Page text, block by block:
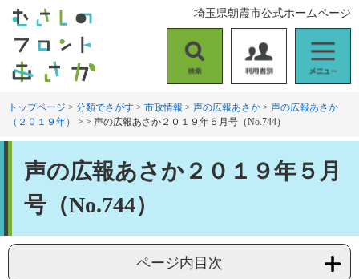
。
て
索
用
者
別
ニ
ュ
埼玉県朝霞市公式ホームページ
トップページ > 分類でさがす > 市政情報 > 声の広報あさか > 声の広報あさか
（２０１９年）
> > 声の広報あさか２０１９年５月号（No.744）
声の広報あさか２０１９年５月
号（No.744）
ページ内目次